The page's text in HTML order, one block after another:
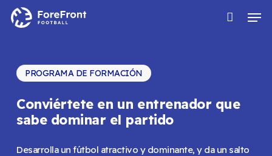
Saltar
PROGRAMA DE FORMACIÓN
Conviértete en un entrenador que
sabe dominar el partido
Desarrolla un fútbol atractivo y dominante, y da un salto